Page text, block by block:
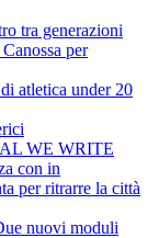
tra generazioni
per
atletica under 20
WE WRITE
con in
per ritrarre la città
nuovi moduli